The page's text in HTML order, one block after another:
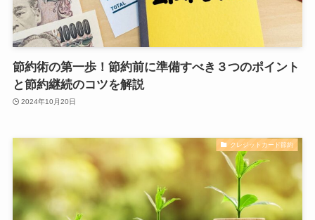
節約術の第一歩！節約前に準備すべき３つのポイント
と節約継続のコツを解説
2024年10月20日
クレジットカード節約